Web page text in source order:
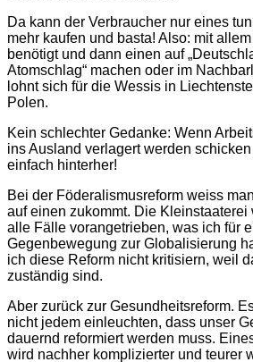
Da kann der Verbraucher nur eines
mehr kaufen und basta! Also: mit
benötigt und dann einen auf
Atomschlag“ machen oder im
lohnt sich für die Wessis in
Polen.
Kein schlechter Gedanke: Wenn
ins Ausland verlagert werden
einfach hinterher!
Bei der Föderalismusreform weiss
auf einen zukommt. Die Kleinstaaterei
alle Fälle vorangetrieben, was ich für
Gegenbewegung zur Globalisierung
ich diese Reform nicht kritisiern, weil
zuständig sind.
Aber zurück zur Gesundheitsreform.
nicht jedem einleuchten, dass unser
dauernd reformiert werden muss.
wird nachher komplizierter und teurer